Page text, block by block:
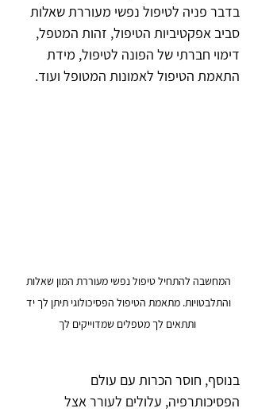
בדבר פניה לטיפול נפשי מעוררת שאלות
סביב אפקטיביות הטיפול, זהות המטפל,
דימוי חברתי של הפונה לטיפול, מידת
התאמת הטיפול לאמונות המטופל ועוד.
המחשבה להתחיל טיפול נפשי מעוררת המון שאלות
והתלבטויות. מתאמת הטיפול הפסיכולוגי תיתן לך יד
ותתאים לך מטפלים שמדוייקים לך
בנוסף, חוסר הכרות עם עולם
הפסיכותרפיה, עלולים לעורר אצל